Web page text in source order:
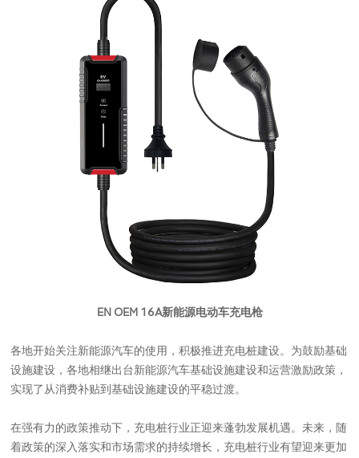
EN OEM 16A新能源电动车充电枪
各地开始关注新能源汽车的使用，积极推进充电桩建设。为鼓励基础
设施建设，各地相继出台新能源汽车基础设施建设和运营激励政策，
实现了从消费补贴到基础设施建设的平稳过渡。
在强有力的政策推动下，充电桩行业正迎来蓬勃发展机遇。未来，随
着政策的深入落实和市场需求的持续增长，充电桩行业有望迎来更加